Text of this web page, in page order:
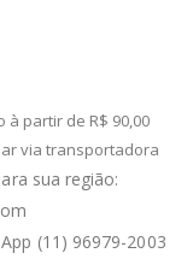
à partir de R$ 90,00
via transportadora
sua região:
(11) 96979-2003